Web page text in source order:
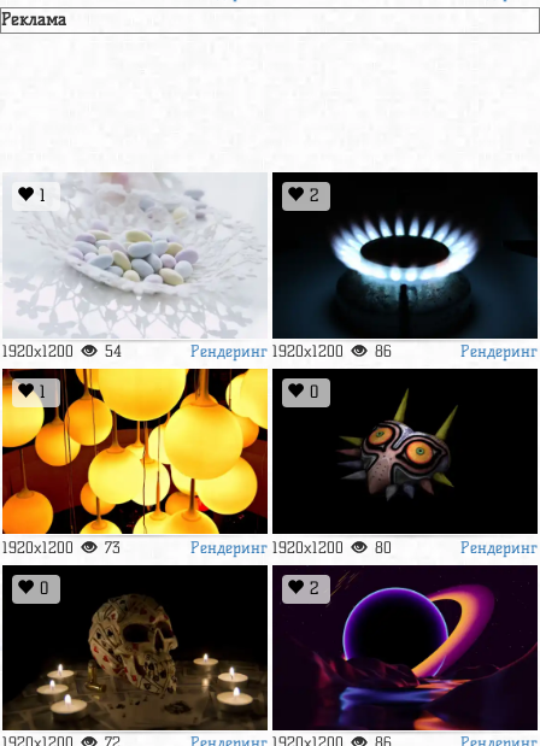
Реклама
1
1920x1200 54 Рендеринг
2
1920x1200 86 Рендеринг
1
1920x1200 73 Рендеринг
0
1920x1200 80 Рендеринг
0 2